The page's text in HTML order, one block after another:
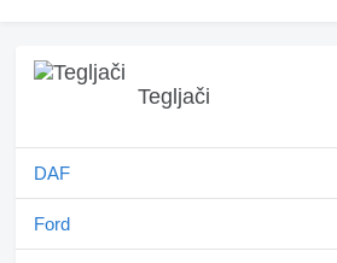
Tegljači
DAF
Ford